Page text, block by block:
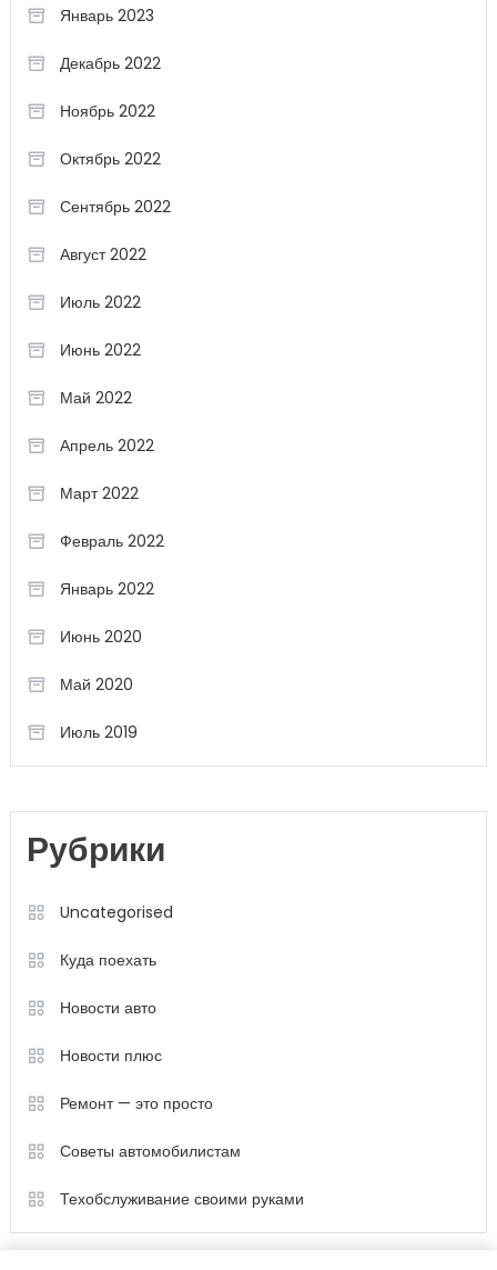
Январь 2023
Декабрь 2022
Ноябрь 2022
Октябрь 2022
Сентябрь 2022
Август 2022
Июль 2022
Июнь 2022
Май 2022
Апрель 2022
Март 2022
Февраль 2022
Январь 2022
Июнь 2020
Май 2020
Июль 2019
Рубрики
Uncategorised
Куда поехать
Новости авто
Новости плюс
Ремонт — это просто
Советы автомобилистам
Техобслуживание своими руками